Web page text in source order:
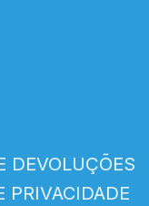
DEVOLUÇÕES
PRIVACIDADE